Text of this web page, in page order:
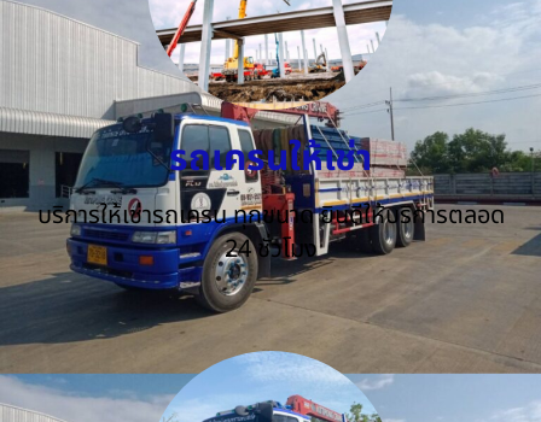
รถเครนให้เช่า
บริการให้เช่ารถเครน ทุกขนาด ยินดีให้บริการตลอด
24 ชั่วโมง